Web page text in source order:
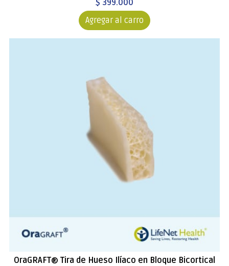
$ 399.000
Agregar al carro
OraGRAFT® Tira de Hueso Ilíaco en Bloque Bicortical